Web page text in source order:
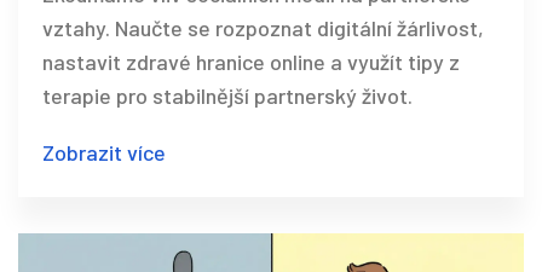
vztahy. Naučte se rozpoznat digitální žárlivost,
nastavit zdravé hranice online a využít tipy z
terapie pro stabilnější partnerský život.
Zobrazit více